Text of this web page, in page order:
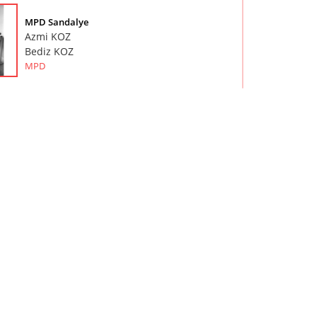
MPD Sandalye
Azmi KOZ
Bediz KOZ
MPD